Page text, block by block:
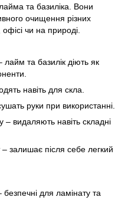
та базиліка. Вони
очищення різних
чи на природі.
лайм та базилік діють як
навіть для скла.
руки при використанні.
видаляють навіть складні
залишає після себе легкий
безпечні для ламінату та